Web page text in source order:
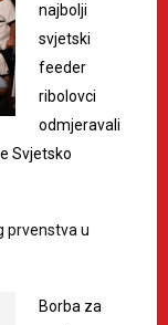
najbolji
svjetski
feeder
ribolovci
odmjeravali
Svjetsko
prvenstva u
Borba za